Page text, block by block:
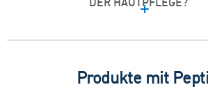
Produkte mit